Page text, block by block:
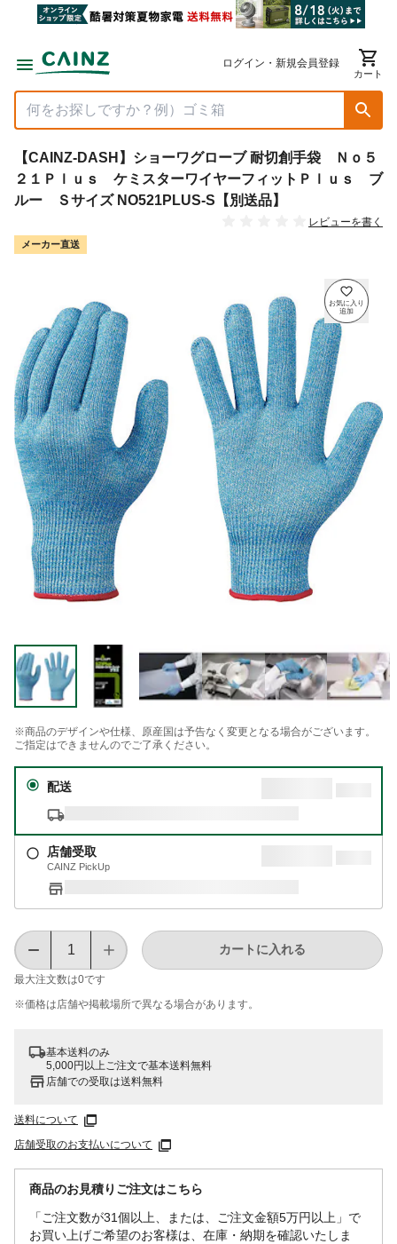
ログイン・新規会員登録
カート
【CAINZ-DASH】ショーワグローブ 耐切創手袋 Ｎｏ５
２１Ｐｌｕｓ ケミスターワイヤーフィットＰｌｕｓ ブ
ルー Ｓサイズ NO521PLUS-S【別送品】
レビューを書く
メーカー直送
※商品のデザインや仕様、原産国は予告なく変更となる場合がございます。
ご指定はできませんのでご了承ください。
配送
店舗受取
CAINZ PickUp
最大注文数は0です
カートに入れる
※価格は​店舗や​掲載場所で​異なる​場合が​あります。
基本送料のみ
5,000円以上ご注文で基本送料無料
店舗での受取は送料無料
送料について
店舗受取のお支払いについて
商品のお見積りご注文はこちら
「ご注文数が31個以上、または、ご注文金額5万円以上」で
お買い上げご希望のお客様は、在庫・納期を確認いたしま